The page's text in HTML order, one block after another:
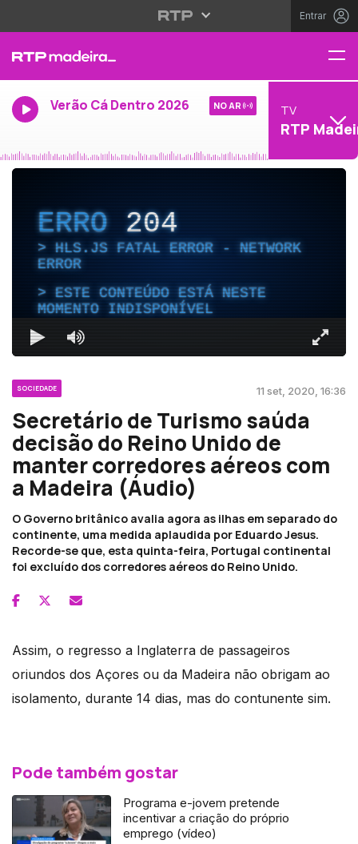
Entrar
Verão Cá Dentro 2026 NO AR TV
RTP
ERRO204
HLS.JS FATAL ERROR - NETWORK
ERROR
ESTE CONTEÚDO ESTÁ NESTE
MOMENTO INDISPONÍVEL
SOCIEDADE 11 set, 2020, 16:36
Secretário de Turismo saúda
decisão do Reino Unido de
manter corredores aéreos com
a Madeira (Áudio)
O Governo britânico avalia agora as ilhas em separado do
continente, uma medida aplaudida por Eduardo Jesus.
Recorde-se que, esta quinta-feira, Portugal continental
foi excluído dos corredores aéreos do Reino Unido.
Assim, o regresso a Inglaterra de passageiros
oriundos dos Açores ou da Madeira não obrigam ao
isolamento, durante 14 dias, mas do contunente sim.
Pode também gostar
Programa e-jovem pretende
incentivar a criação do próprio
emprego (vídeo)